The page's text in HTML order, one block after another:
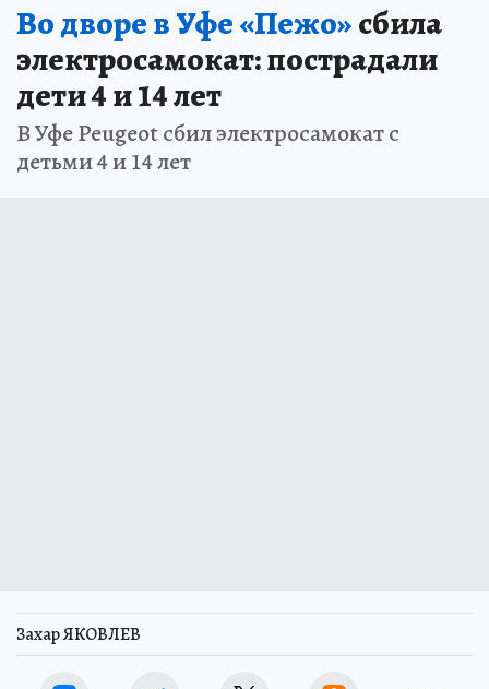
Во дворе в Уфе «Пежо»сбила
электросамокат: пострадали
дети 4 и 14 лет
В Уфе Peugeot сбил электросамокат с
детьми 4 и 14 лет
Захар ЯКОВЛЕВ